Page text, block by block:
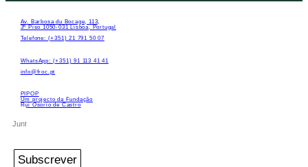
Av. Barbosa du Bocage, 113,
3º Piso 1050-031 Lisboa, Portugal
Telefone: (+351) 21 791 50 07
WhatsApp: (+351) 91 113 41 41
info@froc.pt
PIPOP
Um projecto da Fundação
Rui Osório de Castro
Subscrever